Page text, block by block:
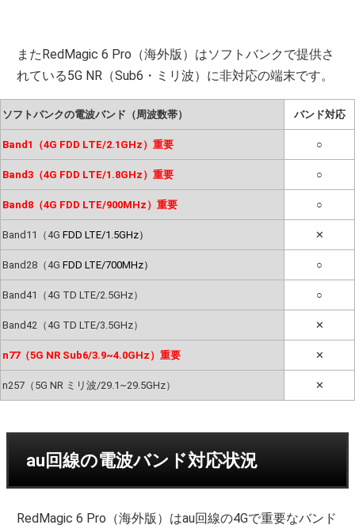
またRedMagic 6 Pro（海外版）はソフトバンクで提供さ
れている5G NR（Sub6・ミリ波）に非対応の端末です。
ソフトバンクの電波バンド（周波数帯） バンド対応
Band1（4G FDD LTE/2.1GHz）重要 ○
Band3（4G FDD LTE/1.8GHz）重要 ○
Band8（4G FDD LTE/900MHz）重要 ○
Band11（4G FDD LTE/1.5GHz） ✕
Band28（4G FDD LTE/700MHz） ○
Band41（4G TD LTE/2.5GHz） ○
Band42（4G TD LTE/3.5GHz） ✕
n77（5G NR Sub6/3.9~4.0GHz）重要 ✕
n257（5G NR ミリ波/29.1~29.5GHz） ✕
au回線の電波バンド対応状況
RedMagic 6 Pro（海外版）はau回線の4Gで重要なバンド